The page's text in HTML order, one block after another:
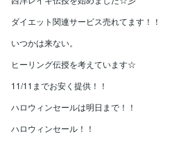
ダイエット関連サービス売れてます！！
いつかは来ない。
ヒーリング伝授を考えています☆
11/11までお安く提供！！
ハロウィンセールは明日まで！！
ハロウィンセール！！